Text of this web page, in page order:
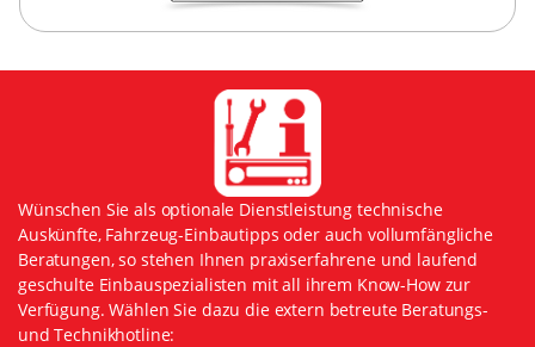
Wünschen Sie als optionale Dienstleistung technische
Auskünfte, Fahrzeug-Einbautipps oder auch vollumfängliche
Beratungen, so stehen Ihnen praxiserfahrene und laufend
geschulte Einbauspezialisten mit all ihrem Know-How zur
Verfügung. Wählen Sie dazu die extern betreute Beratungs-
und Technikhotline: